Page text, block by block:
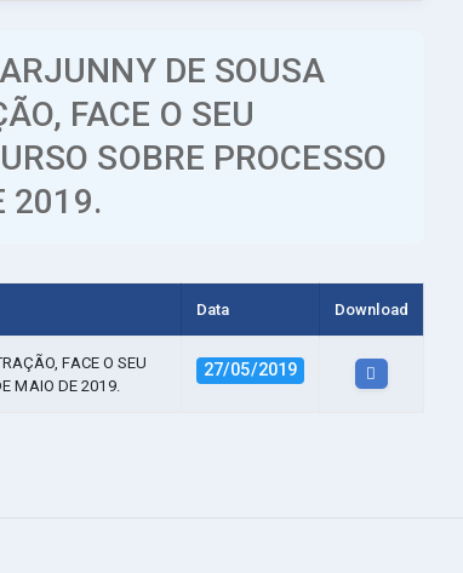
DE SOUSA
FACE O SEU
SOBRE PROCESSO
2019.
Data Download
FACE O SEU
MAIO DE 2019.
27/05/2019